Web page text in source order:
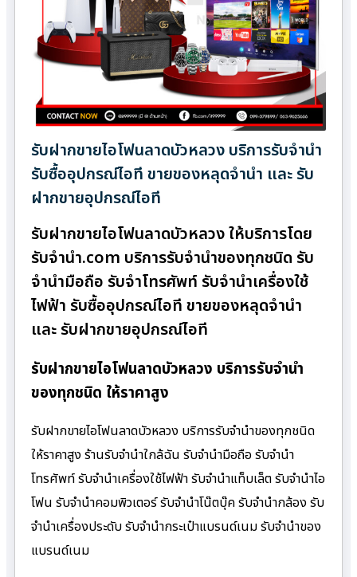
รับฝากขายไอโฟนลาดบัวหลวง บริการรับจำนำ
รับซื้ออุปกรณ์ไอที ขายของหลุดจำนำ และ รับ
ฝากขายอุปกรณ์ไอที
รับฝากขายไอโฟนลาดบัวหลวง ให้บริการโดย
รับจํานํา.com บริการรับจำนำของทุกชนิด รับ
จำนำมือถือ รับจำโทรศัพท์ รับจำนำเครื่องใช้
ไฟฟ้า รับซื้ออุปกรณ์ไอที ขายของหลุดจำนำ
และ รับฝากขายอุปกรณ์ไอที
รับฝากขายไอโฟนลาดบัวหลวง บริการรับจำนำ
ของทุกชนิด ให้ราคาสูง
รับฝากขายไอโฟนลาดบัวหลวง บริการรับจำนำของทุกชนิด
ให้ราคาสูง ร้านรับจํานําใกล้ฉัน รับจำนำมือถือ รับจำนำ
โทรศัพท์ รับจำนำเครื่องใช้ไฟฟ้า รับจำนำแท็บเล็ต รับจำนำไอ
โฟน รับจำนำคอมพิวเตอร์ รับจำนำโน๊ตบุ๊ค รับจำนำกล้อง รับ
จำนำเครื่องประดับ รับจำนำกระเป๋าแบรนด์เนม รับจำนำของ
แบรนด์เนม